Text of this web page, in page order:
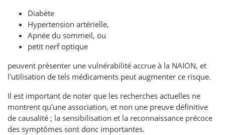
Diabète
Hypertension artérielle,
Apnée du sommeil, ou
petit nerf optique
peuvent présenter une vulnérabilité accrue à la NAION, et
l'utilisation de tels médicaments peut augmenter ce risque.
Il est important de noter que les recherches actuelles ne
montrent qu'une association, et non une preuve définitive
de causalité ; la sensibilisation et la reconnaissance précoce
des symptômes sont donc importantes.